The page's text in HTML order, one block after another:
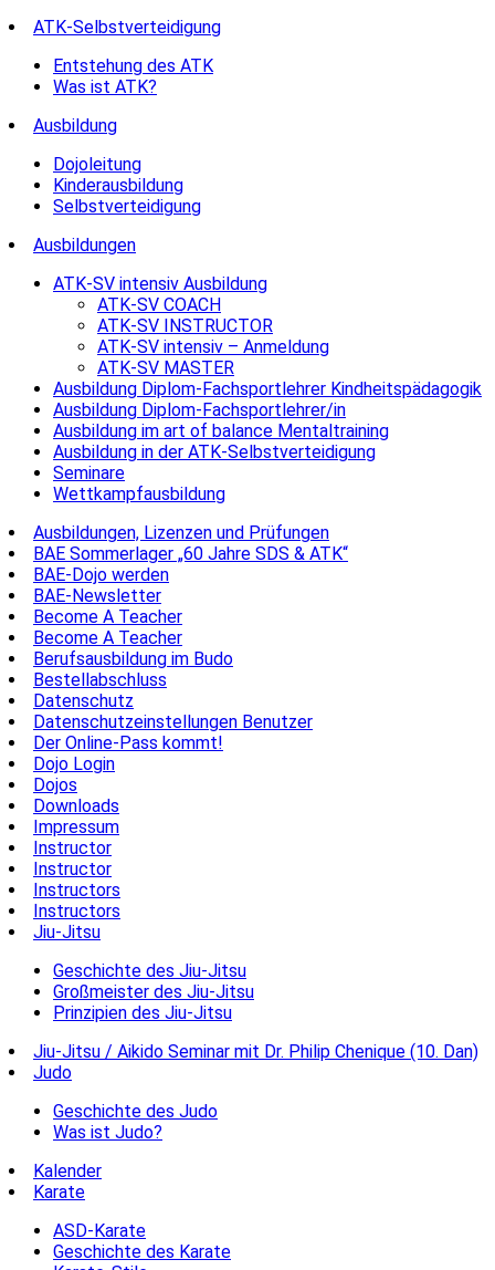
ATK-Selbstverteidigung
Entstehung des ATK
Was ist ATK?
Ausbildung
Dojoleitung
Kinderausbildung
Selbstverteidigung
Ausbildungen
ATK-SV intensiv Ausbildung
ATK-SV COACH
ATK-SV INSTRUCTOR
ATK-SV intensiv – Anmeldung
ATK-SV MASTER
Ausbildung Diplom-Fachsportlehrer Kindheitspädagogik
Ausbildung Diplom-Fachsportlehrer/in
Ausbildung im art of balance Mentaltraining
Ausbildung in der ATK-Selbstverteidigung
Seminare
Wettkampfausbildung
Ausbildungen, Lizenzen und Prüfungen
BAE Sommerlager „60 Jahre SDS & ATK“
BAE-Dojo werden
BAE-Newsletter
Become A Teacher
Become A Teacher
Berufsausbildung im Budo
Bestellabschluss
Datenschutz
Datenschutzeinstellungen Benutzer
Der Online-Pass kommt!
Dojo Login
Dojos
Downloads
Impressum
Instructor
Instructor
Instructors
Instructors
Jiu-Jitsu
Geschichte des Jiu-Jitsu
Großmeister des Jiu-Jitsu
Prinzipien des Jiu-Jitsu
Jiu-Jitsu / Aikido Seminar mit Dr. Philip Chenique (10. Dan)
Judo
Geschichte des Judo
Was ist Judo?
Kalender
Karate
ASD-Karate
Geschichte des Karate